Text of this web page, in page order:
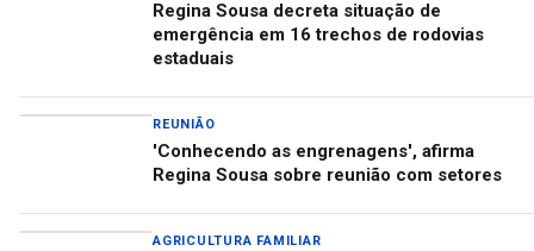
Regina Sousa decreta situação de
emergência em 16 trechos de rodovias
estaduais
REUNIÃO
'Conhecendo as engrenagens', afirma
Regina Sousa sobre reunião com setores
AGRICULTURA FAMILIAR